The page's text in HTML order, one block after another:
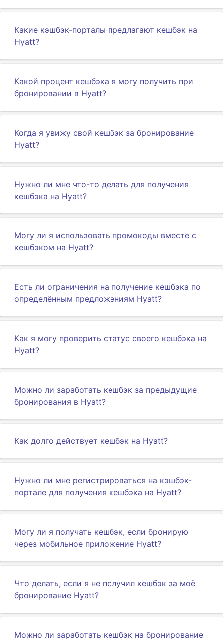
Какие кэшбэк-порталы предлагают кешбэк на
Hyatt?
Какой процент кешбэка я могу получить при
бронировании в Hyatt?
Когда я увижу свой кешбэк за бронирование
Hyatt?
Нужно ли мне что-то делать для получения
кешбэка на Hyatt?
Могу ли я использовать промокоды вместе с
кешбэком на Hyatt?
Есть ли ограничения на получение кешбэка по
определённым предложениям Hyatt?
Как я могу проверить статус своего кешбэка на
Hyatt?
Можно ли заработать кешбэк за предыдущие
бронирования в Hyatt?
Как долго действует кешбэк на Hyatt?
Нужно ли мне регистрироваться на кэшбэк-
портале для получения кешбэка на Hyatt?
Могу ли я получать кешбэк, если бронирую
через мобильное приложение Hyatt?
Что делать, если я не получил кешбэк за моё
бронирование Hyatt?
Можно ли заработать кешбэк на бронирование